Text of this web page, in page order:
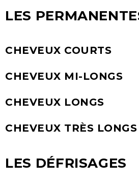
LES
CHEVEUX COURTS
CHEVEUX MI-LONGS
CHEVEUX LONGS
CHEVEUX TRÈS LONGS
LES DÉFRISAGES